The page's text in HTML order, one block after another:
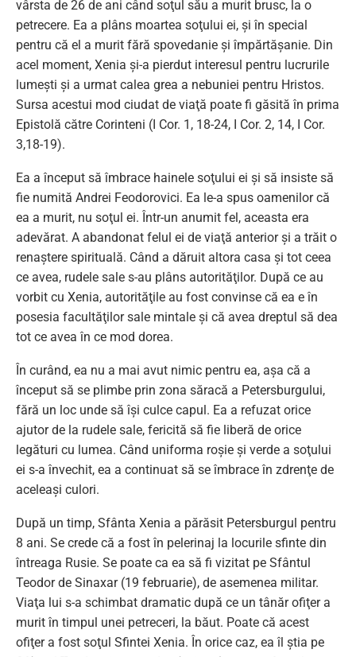
vârsta de 26 de ani când soţul său a murit brusc, la o
petrecere. Ea a plâns moartea soţului ei, şi în special
pentru că el a murit fără spovedanie şi împărtăşanie. Din
acel moment, Xenia şi-a pierdut interesul pentru lucrurile
lumeşti şi a urmat calea grea a nebuniei pentru Hristos.
Sursa acestui mod ciudat de viaţă poate fi găsită în prima
Epistolă către Corinteni (I Cor. 1, 18-24, I Cor. 2, 14, I Cor.
3,18-19).
Ea a început să îmbrace hainele soţului ei şi să insiste să
fie numită Andrei Feodorovici. Ea le-a spus oamenilor că
ea a murit, nu soţul ei. Într-un anumit fel, aceasta era
adevărat. A abandonat felul ei de viaţă anterior şi a trăit o
renaştere spirituală. Când a dăruit altora casa şi tot ceea
ce avea, rudele sale s-au plâns autorităţilor. După ce au
vorbit cu Xenia, autorităţile au fost convinse că ea e în
posesia facultăţilor sale mintale şi că avea dreptul să dea
tot ce avea în ce mod dorea.
În curând, ea nu a mai avut nimic pentru ea, aşa că a
început să se plimbe prin zona săracă a Petersburgului,
fără un loc unde să îşi culce capul. Ea a refuzat orice
ajutor de la rudele sale, fericită să fie liberă de orice
legături cu lumea. Când uniforma roşie şi verde a soţului
ei s-a învechit, ea a continuat să se îmbrace în zdrenţe de
aceleaşi culori.
După un timp, Sfânta Xenia a părăsit Petersburgul pentru
8 ani. Se crede că a fost în pelerinaj la locurile sfinte din
întreaga Rusie. Se poate ca ea să fi vizitat pe Sfântul
Teodor de Sinaxar (19 februarie), de asemenea militar.
Viaţa lui s-a schimbat dramatic după ce un tânăr ofiţer a
murit în timpul unei petreceri, la băut. Poate că acest
ofiţer a fost soţul Sfintei Xenia. În orice caz, ea îl ştia pe